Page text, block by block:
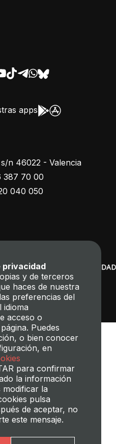
apps
n 46022 - Valencia
387 70 00
040 050
Mapa web
privacidadGestión de Cookies
privacidad
y de terceros
haces de nuestra
preferencias del
idioma
acceso o
Puedes
o bien conocer
en
para confirmar
la información
modificar la
pulsa
de aceptar, no
este mensaje.